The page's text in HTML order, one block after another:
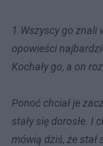
1.Wszyscy go znali
opowieści
Kochały go, a on
Ponoć chciał je
stały się dorosłe. I
mówią dziś, że stał